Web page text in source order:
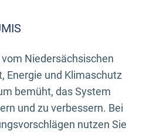
Niedersächsischen
Energie und Klimaschutz
bemüht, das System
und zu verbessern. Bei
nutzen Sie